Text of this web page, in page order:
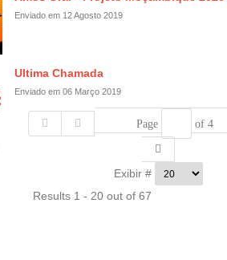
Enviado em 12 Agosto 2019
Ultima Chamada
Enviado em 06 Março 2019
Page of 4
Exibir #
Results 1 - 20 out of 67